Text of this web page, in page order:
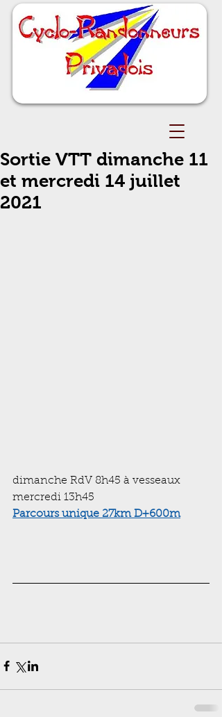
Sortie VTT dimanche 11
et mercredi 14 juillet
2021
dimanche RdV 8h45 à vesseaux
mercredi 13h45
Parcours unique 27km D+600m